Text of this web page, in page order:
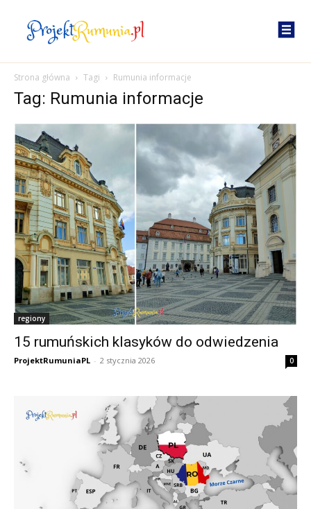
Strona główna Tagi Rumunia informacje
Tag: Rumunia informacje
regiony
15 rumuńskich klasyków do odwiedzenia
ProjektRumuniaPL - 2 stycznia 2026 0